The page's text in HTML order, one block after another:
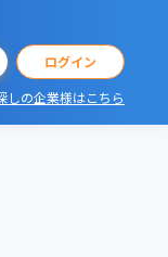
ログイン
しの企業様はこちら